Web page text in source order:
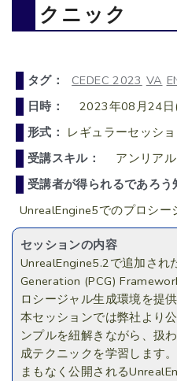
クニック
タグ： CEDEC 2023 VA
日時：
2023年08月24
形式： レギュラーセッシ
受講スキル：
アンリア
受講者が得られるであろう
UnrealEngine5でのプロシー
セッションの内容
UnrealEngine5.2で追加さ
Generation (PCG)
ロシージャル生成環境を提供
本セッションでは弊社より
ンプルを紐解きながら、扱
成テクニックを学習します。
まもなく公開される